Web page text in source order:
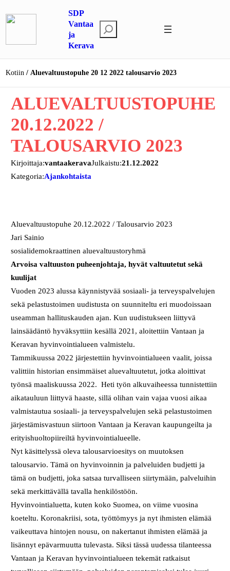
sisältöön
SDP
Vantaa
ja
Kerava
t
Kotiin Aluevaltuustopuhe 20 12 2022 talousarvio 2023
ALUEVALTUUSTOPUHE
20.12.2022 /
TALOUSARVIO 2023
Kirjoittaja:vantaakeravaJulkaistu:21.12.2022
Kategoria:Ajankohtaista
Aluevaltuustopuhe 20.12.2022 / Talousarvio 2023
Jari Sainio
sosialidemokraattinen aluevaltuustoryhmä
Arvoisa valtuuston puheenjohtaja, hyvät valtuutetut sekä
kuulijat
Vuoden 2023 alussa käynnistyvää sosiaali- ja terveyspalvelujen
sekä pelastustoimen uudistusta on suunniteltu eri muodoissaan
useamman hallituskauden ajan. Kun uudistukseen liittyvä
lainsäädäntö hyväksyttiin kesällä 2021, aloitettiin Vantaan ja
Keravan hyvinvointialueen valmistelu.
Tammikuussa 2022 järjestettiin hyvinvointialueen vaalit, joissa
valittiin historian ensimmäiset aluevaltuutetut, jotka aloittivat
työnsä maaliskuussa 2022. Heti työn alkuvaiheessa tunnistettiin
aikatauluun liittyvä haaste, sillä olihan vain vajaa vuosi aikaa
valmistautua sosiaali- ja terveyspalvelujen sekä pelastustoimen
järjestämisvastuun siirtoon Vantaan ja Keravan kaupungeilta ja
erityishuoltopiireiltä hyvinvointialueelle.
Nyt käsittelyssä oleva talousarvioesitys on muutoksen
talousarvio. Tämä on hyvinvoinnin ja palveluiden budjetti ja
tämä on budjetti, joka satsaa turvalliseen siirtymään, palveluihin
sekä merkittävällä tavalla henkilöstöön.
Hyvinvointialuetta, kuten koko Suomea, on viime vuosina
koeteltu. Koronakriisi, sota, työttömyys ja nyt ihmisten elämää
vaikeuttava hintojen nousu, on nakertanut ihmisten elämää ja
lisännyt epävarmuutta tulevasta. Siksi tässä uudessa tilanteessa
Vantaan ja Keravan hyvinvointialueen tekemät ratkaisut